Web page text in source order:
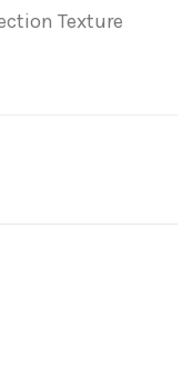
Texture